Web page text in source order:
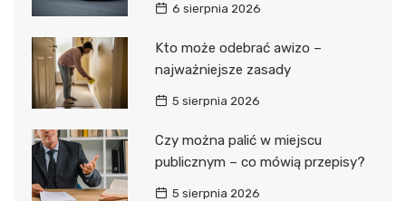
6 sierpnia 2026
Kto może odebrać awizo –
najważniejsze zasady
5 sierpnia 2026
Czy można palić w miejscu
publicznym – co mówią przepisy?
5 sierpnia 2026